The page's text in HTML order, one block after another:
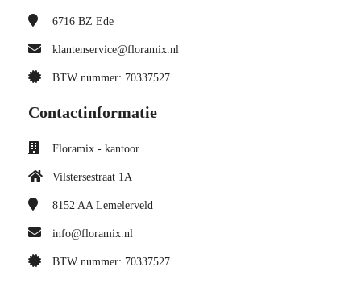
6716 BZ Ede
klantenservice@floramix.nl
BTW nummer: 70337527
Contactinformatie
Floramix - kantoor
Vilstersestraat 1A
8152 AA Lemelerveld
info@floramix.nl
BTW nummer: 70337527